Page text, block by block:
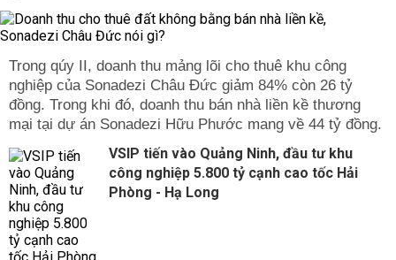
Trong qúy II, doanh thu mảng lõi cho thuê khu công
nghiệp của Sonadezi Châu Đức giảm 84% còn 26 tỷ
đồng. Trong khi đó, doanh thu bán nhà liền kề thương
mại tại dự án Sonadezi Hữu Phước mang về 44 tỷ đồng.
VSIP tiến vào Quảng Ninh, đầu tư khu
công nghiệp 5.800 tỷ cạnh cao tốc Hải
Phòng - Hạ Long